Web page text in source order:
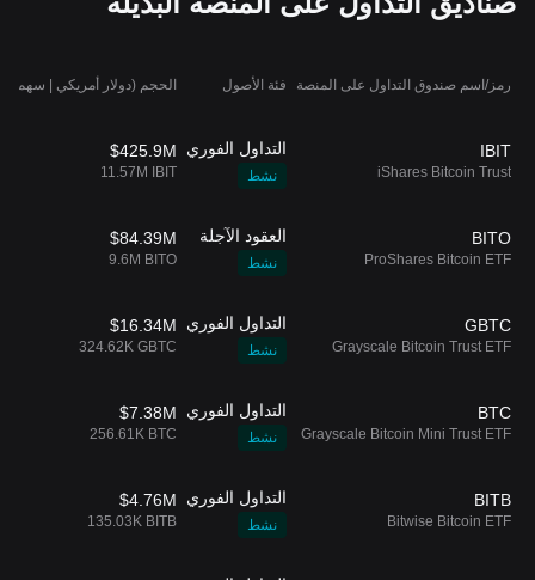
رمز/اسم صندوق التداول على المنصة فئة الأصول الحجم (دولار أمريكي | سهم）
IBIT
iShares Bitcoin Trust
التداول الفوري
نشط
$425.9M
11.57M IBIT
BITO
ProShares Bitcoin ETF
العقود الآجلة
نشط
$84.39M
9.6M BITO
GBTC
Grayscale Bitcoin Trust ETF
التداول الفوري
نشط
$16.34M
324.62K GBTC
BTC
Grayscale Bitcoin Mini Trust ETF
التداول الفوري
نشط
$7.38M
256.61K BTC
BITB
Bitwise Bitcoin ETF
التداول الفوري
نشط
$4.76M
135.03K BITB